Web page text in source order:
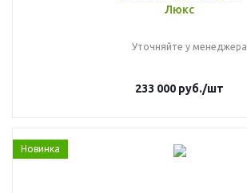
Люкс
Уточняйте у менеджера
233 000 руб./шт
Новинка